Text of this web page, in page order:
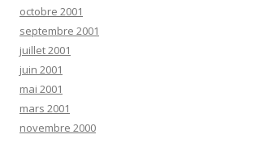
octobre 2001
septembre 2001
juillet 2001
juin 2001
mai 2001
mars 2001
novembre 2000